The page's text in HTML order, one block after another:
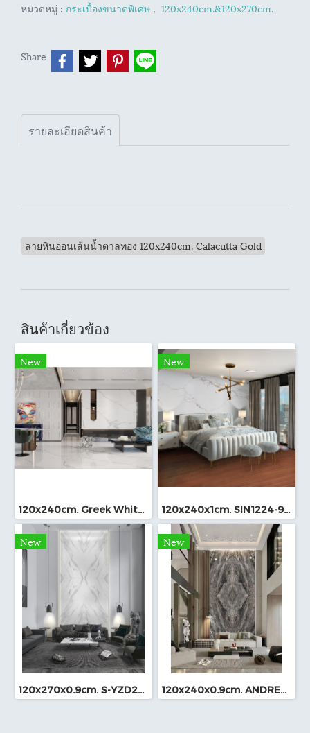
หมวดหมู่ : กระเบื้องขนาดพิเศษ , 120x240cm.&120x270cm.
Share
รายละเอียดสินค้า
ลายหินอ่อนเส้นน้ำตาลทอง 120x240cm. Calacutta Gold
สินค้าเกี่ยวข้อง
New
120x240cm. Greek White Sintered Stone Bookmatch
New
120x240x1cm. SIN1224-945 Sintered Stone Bookmatch
New
120x270x0.9cm. S-YZD270926 Bookmatch (หนา 9mm.)
New
120x240x0.9cm. ANDRES BROWN Bookmatch (249L-323)